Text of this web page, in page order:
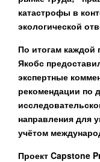
катастрофы в
экологической
По итогам каждой
Якобс
экспертные
рекомендации по
направления для
учётом
Проект Capstone